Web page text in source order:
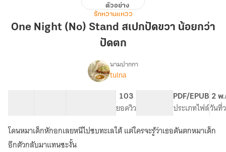
(No)
Stand
ตก
ตัวอย่าง
รักหวานแหวว
One Night (No) Stand สเปกปัดขวา น้อยกว่า
ปัดตก
เรื่องOne
(No)
Stand
สเปก
ปัด
ขวา
นามปากกา
tulna
103
ยอดวิว
PDF/EPUB
ประเภทไฟล์
2 พ
วันที่
โดนหมาเด็กหักอกเลยหนีไปซบทะเลใต้ แต่ใครจะรู้ว่าเธอดันตกหมาเด็ก
อีกตัวกลับมาแทนซะงั้น